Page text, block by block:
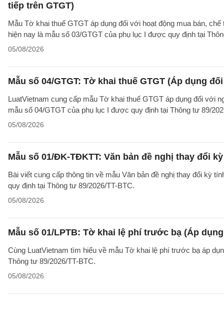
tiếp trên GTGT)
Mẫu Tờ khai thuế GTGT áp dụng đối với hoạt động mua bán,
hiện nay là mẫu số 03/GTGT của phụ lục I được quy định tại
05/08/2026
Mẫu số 04/GTGT: Tờ khai thuế GTGT (Áp dụng
LuatVietnam cung cấp mẫu Tờ khai thuế GTGT áp dụng đối với
mẫu số 04/GTGT của phụ lục I được quy định tại Thông tư 89/
05/08/2026
Mẫu số 01/ĐK-TĐKTT: Văn bản đề nghị thay đổi
Bài viết cung cấp thông tin về mẫu Văn bản đề nghị thay đổi kỳ
quy định tại Thông tư 89/2026/TT-BTC.
05/08/2026
Mẫu số 01/LPTB: Tờ khai lệ phí trước bạ (Áp
Cùng LuatVietnam tìm hiểu về mẫu Tờ khai lệ phí trước bạ áp
Thông tư 89/2026/TT-BTC.
05/08/2026